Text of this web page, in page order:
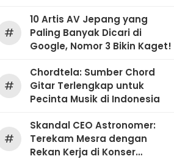
#
10 Artis AV Jepang yang
Paling Banyak Dicari di
Google, Nomor 3 Bikin Kaget!
#
Chordtela: Sumber Chord
Gitar Terlengkap untuk
Pecinta Musik di Indonesia
#
Skandal CEO Astronomer:
Terekam Mesra dengan
Rekan Kerja di Konser